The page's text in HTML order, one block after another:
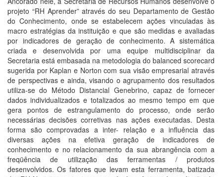
projeto “RH Aprender” através do seu Departamento de Gestão
do Conhecimento, onde se estabelecem ações vinculadas às
macro estratégias da instituição e que são medidas e avaliadas
por indicadores de geração de conhecimento. A sistemática
criada e desenvolvida por uma equipe multidisciplinar da
Secretaria está embasada na metodologia do balanced scorecard
sugerida por Kaplan e Norton com sua visão empresarial através
de perspectivas e ainda, visando o agrupamento dos resultados
utiliza-se do Método Distancial Genebrino, capaz de fornecer
dados individualizados e totalizados ao mesmo tempo em que
gera pontos de estrangulamento do processo, onde serão
necessárias decisões corretivas nas ações executadas. Desta
forma são comprovadas a inter- relação e a influência das
diversas ações na efetiva geração de indicadores de
conhecimento e no relacionamento da sua abrangência com a
freqüência de utilização das ferramentas / produtos
desenvolvidos. Os fatores que levam esta ferramenta, batizada